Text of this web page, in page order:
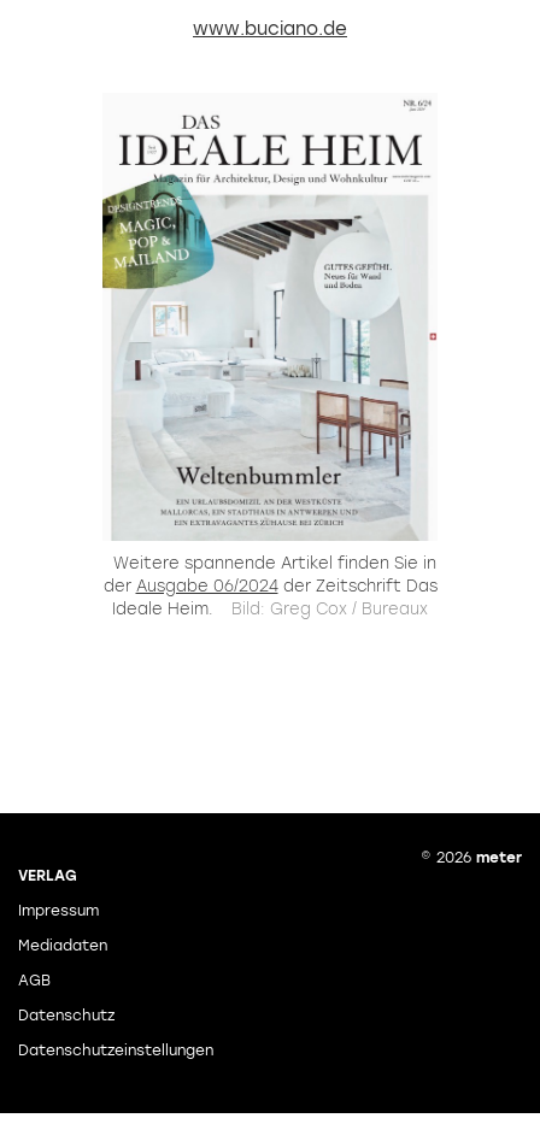
www.buciano.de
Weitere spannende Artikel finden Sie in
der Ausgabe 06/2024der Zeitschrift Das
Ideale Heim.
Bild: Greg Cox / Bureaux
VERLAG
Impressum
Mediadaten
AGB
Datenschutz
Datenschutzeinstellungen
© 2026 meter